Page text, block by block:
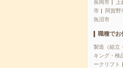
長岡市
市
阿賀野
魚沼市
職種でお
製造（組立
キング・検
ークリフト